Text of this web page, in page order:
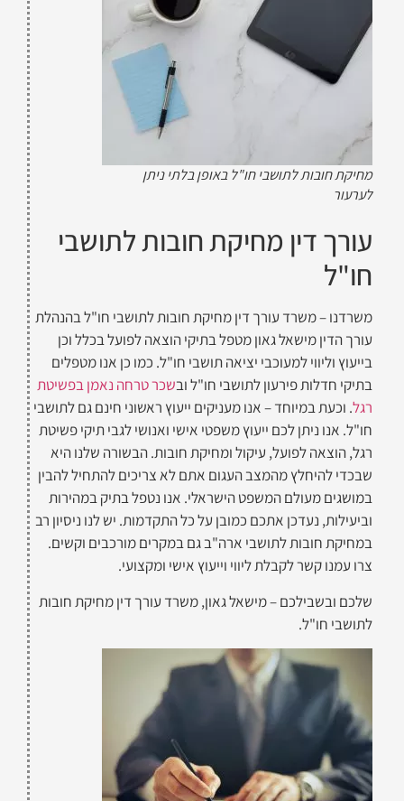
מחיקת חובות לתושבי חו"ל באופן בלתי ניתן
לערעור
עורך דין מחיקת חובות לתושבי
חו"ל
משרדנו – משרד עורך דין מחיקת חובות לתושבי חו"ל בהנהלת
עורך הדין מישאל גאון מטפל בתיקי הוצאה לפועל בכלל וכן
בייעוץ וליווי למעוכבי יציאה תושבי חו"ל. כמו כן אנו מטפלים
בתיקי חדלות פירעון לתושבי חו"ל ובשכר טרחה נאמן בפשיטת
רגל. וכעת במיוחד – אנו מעניקים ייעוץ ראשוני חינם גם לתושבי
חו"ל. אנו ניתן לכם ייעוץ משפטי אישי ואנושי לגבי תיקי פשיטת
רגל, הוצאה לפועל, עיקול ומחיקת חובות. הבשורה שלנו היא
שבכדי להיחלץ מהמצב העגום אתם לא צריכים להתחיל להבין
במושגים מעולם המשפט הישראלי. אנו נטפל בתיק במהירות
וביעילות, נעדכן אתכם כמובן על כל התקדמות. יש לנו ניסיון רב
במחיקת חובות לתושבי ארה"ב גם במקרים מורכבים וקשים.
צרו עמנו קשר לקבלת ליווי וייעוץ אישי ומקצועי.
שלכם ובשבילכם – מישאל גאון, משרד עורך דין מחיקת חובות
לתושבי חו"ל.